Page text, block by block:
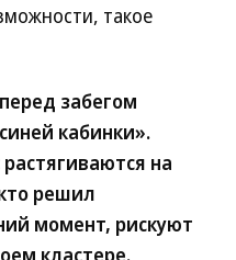
такое
забегом
кабинки».
на
решил
момент, рискуют
кластере.